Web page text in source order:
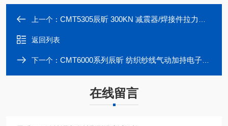
上一个： CMT5305辰昕 300KN 减震器/焊接件拉力试验机
返回列表
下一个： CMT6000系列辰昕 纺织纱线气动加持电子万能试验机
在线留言